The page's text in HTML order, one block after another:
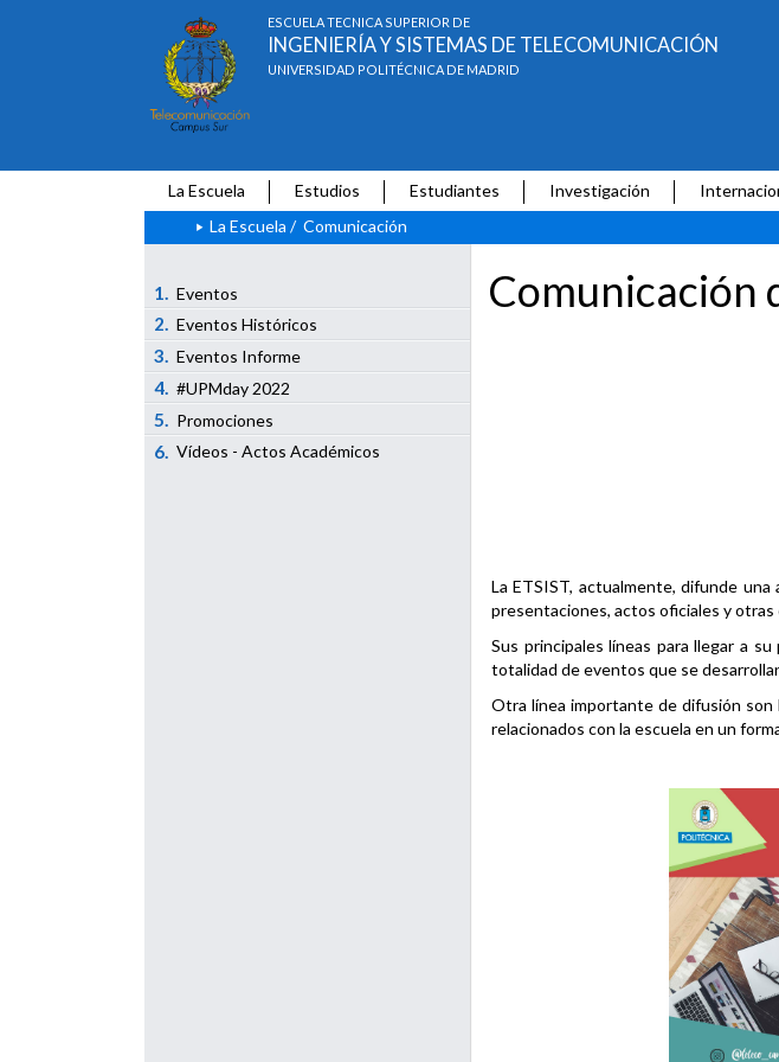
ESCUELA TÉCNICA SUPERIOR DE
INGENIERÍA Y SISTEMAS DE TELECOMUNICACIÓN
UNIVERSIDAD POLITÉCNICA DE MADRID
La Escuela Estudios Estudiantes Investigación
La Escuela / Comunicación
1. Eventos
2. Eventos Históricos
3. Eventos Informe
4. #UPMday 2022
5. Promociones
6. Vídeos - Actos Académicos
Comunicación
La ETSIST, actualmente, difunde una
presentaciones, actos oficiales y otras
Sus principales líneas para llegar a
totalidad de eventos que se
Otra línea importante de difusión son
relacionados con la escuela en un